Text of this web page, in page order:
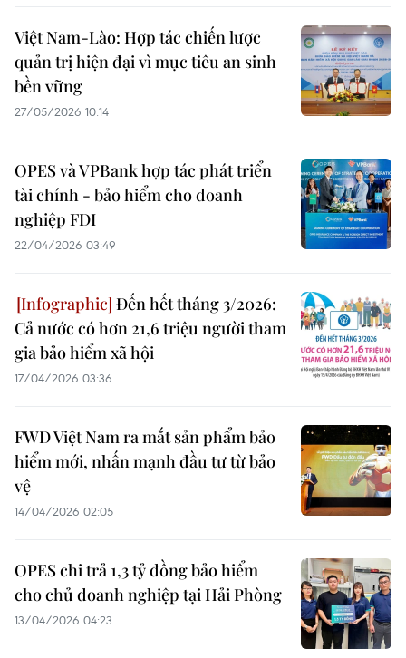
Việt Nam-Lào: Hợp tác chiến lược
quản trị hiện đại vì mục tiêu an sinh
bền vững
27/05/2026 10:14
OPES và VPBank hợp tác phát triển
tài chính - bảo hiểm cho doanh
nghiệp FDI
22/04/2026 03:49
Đến hết tháng 3/2026:
Cả nước có hơn 21,6 triệu người tham
gia bảo hiểm xã hội
17/04/2026 03:36
FWD Việt Nam ra mắt sản phẩm bảo
hiểm mới, nhấn mạnh đầu tư từ bảo
vệ
14/04/2026 02:05
OPES chi trả 1,3 tỷ đồng bảo hiểm
cho chủ doanh nghiệp tại Hải Phòng
13/04/2026 04:23